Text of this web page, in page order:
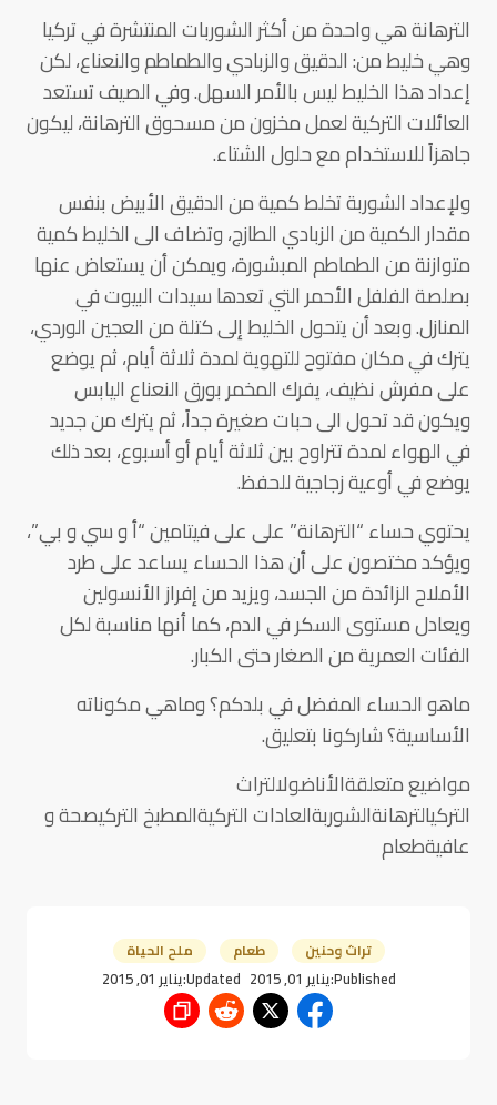
الترهانة هي واحدة من أكثر الشوربات المنتشرة في تركيا
وهي خليط من: الدقيق والزبادي والطماطم والنعناع، لكن
إعداد هذا الخليط ليس بالأمر السهل. وفي الصيف تستعد
العائلات التركية لعمل مخزون من مسحوق الترهانة، ليكون
جاهزاً للاستخدام مع حلول الشتاء.
ولإعداد الشوربة تخلط كمية من الدقيق الأبيض بنفس
مقدار الكمية من الزبادي الطازج، وتضاف الى الخليط كمية
متوازنة من الطماطم المبشورة، ويمكن أن يستعاض عنها
بصلصة الفلفل الأحمر التي تعدها سيدات البيوت في
المنازل. وبعد أن يتحول الخليط إلى كتلة من العجين الوردي،
يترك في مكان مفتوح للتهوية لمدة ثلاثة أيام، ثم يوضع
على مفرش نظيف، يفرك المخمر بورق النعناع اليابس
ويكون قد تحول الى حبات صغيرة جداً، ثم يترك من جديد
في الهواء لمدة تتراوح بين ثلاثة أيام أو أسبوع، بعد ذلك
يوضع في أوعية زجاجية للحفظ.
يحتوي حساء “الترهانة” على على فيتامين “أ و سي و بي”،
ويؤكد مختصون على أن هذا الحساء يساعد على طرد
الأملاح الزائدة من الجسد، ويزيد من إفراز الأنسولين
ويعادل مستوى السكر في الدم، كما أنها مناسبة لكل
الفئات العمرية من الصغار حتى الكبار.
ماهو الحساء المفضل في بلدكم؟ وماهي مكوناته
الأساسية؟ شاركونا بتعليق.
مواضيع متعلقةالأناضولالتراث
التركيالترهانةالشوربةالعادات التركيةالمطبخ التركيصحة و
عافيةطعام
تراث وحنين طعام ملح الحياة
Published:يناير 01, 2015 Updated:يناير 01, 2015